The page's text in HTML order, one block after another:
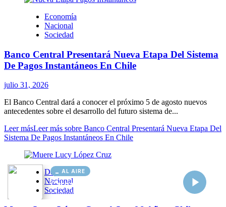
AL AIRE
Cargando...
Conectando...